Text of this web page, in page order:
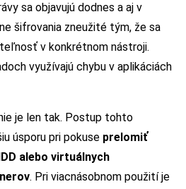
sa objavujú dodnes a aj v
šifrovania zneužité tým, že sa
v konkrétnom nástroji.
využívajú chybu v aplikáciách
je len tak. Postup tohto
úsporu pri pokuse prelomiť
alebo virtuálnych
. Pri viacnásobnom použití je